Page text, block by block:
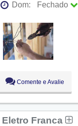
Dom:
Fechado
Seg:
09:00 - 18:00
Ter:
09:00 - 18:00
Qua:
09:00 - 18:00
Qui:
09:00 - 18:00
Sex:
09:00 - 18:00
Comente e Avalie
Eletro Franca